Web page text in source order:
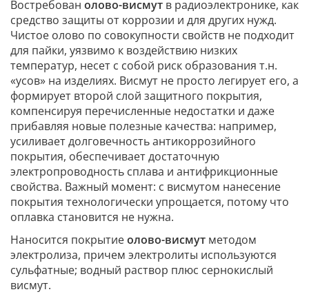
Востребован олово-висмут в радиоэлектронике, как
средство защиты от коррозии и для других нужд.
Чистое олово по совокупности свойств не подходит
для пайки, уязвимо к воздействию низких
температур, несет с собой риск образования т.н.
«усов» на изделиях. Висмут не просто легирует его, а
формирует второй слой защитного покрытия,
компенсируя перечисленные недостатки и даже
прибавляя новые полезные качества: например,
усиливает долговечность антикоррозийного
покрытия, обеспечивает достаточную
электропроводность сплава и антифрикционные
свойства. Важный момент: с висмутом нанесение
покрытия технологически упрощается, потому что
оплавка становится не нужна.
Наносится покрытиеолово-висмут методом
электролиза, причем электролиты используются
сульфатные; водный раствор плюс сернокислый
висмут.